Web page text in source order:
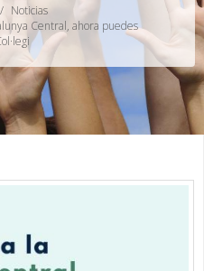
Noticias
Central, ahora puedes